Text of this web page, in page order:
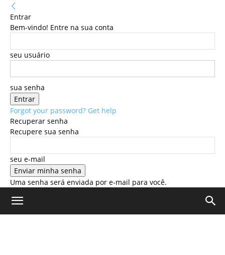
Entrar
Bem-vindo! Entre na sua conta
seu usuário
sua senha
Forgot your password? Get help
Recuperar senha
Recupere sua senha
seu e-mail
Uma senha será enviada por e-mail para você.